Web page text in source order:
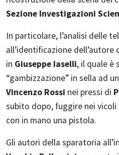
Sezione Investigazioni
In particolare, l’analisi delle
all’identificazione
in Giuseppe Iaselli, il quale è
“gambizzazione” in sella ad
Vincenzo Rossi nei pressi di
subito dopo, fuggire nei vicoli
con in mano una pistola.
Gli autori della sparatoria